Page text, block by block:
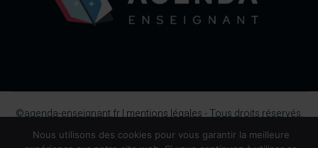
©agenda-enseignant.fr |mentions légales- Tous droits réservés,
2026.
Nous utilisons des cookies pour vous garantir la meilleure